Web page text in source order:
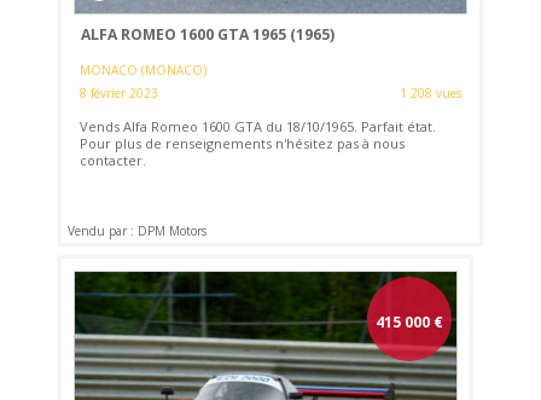
ALFA ROMEO 1600 GTA 1965 (1965)
MONACO (MONACO)
8 février 2023
1 208 vues
Vends Alfa Romeo 1600 GTA du 18/10/1965. Parfait état.
Pour plus de renseignements n'hésitez pas à nous
contacter.
Vendu par : DPM Motors
415 000 €